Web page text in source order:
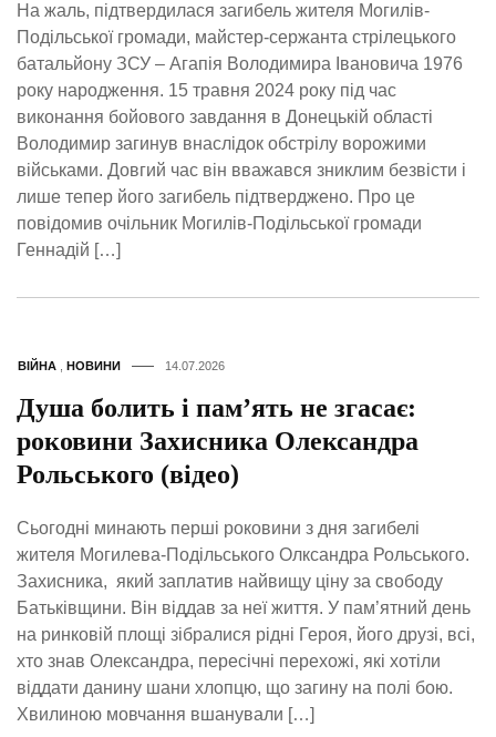
На жаль, підтвердилася загибель жителя Могилів-
Подільської громади, майстер-сержанта стрілецького
батальйону ЗСУ – Агапія Володимира Івановича 1976
року народження. 15 травня 2024 року під час
виконання бойового завдання в Донецькій області
Володимир загинув внаслідок обстрілу ворожими
військами. Довгий час він вважався зниклим безвісти і
лише тепер його загибель підтверджено. Про це
повідомив очільник Могилів-Подільської громади
Геннадій […]
ВІЙНА НОВИНИ 14.07.2026
Душа болить і пам’ять не згасає:
роковини Захисника Олександра
Рольського (відео)
Сьогодні минають перші роковини з дня загибелі
жителя Могилева-Подільського Олксандра Рольського.
Захисника, який заплатив найвищу ціну за свободу
Батьківщини. Він віддав за неї життя. У пам’ятний день
на ринковій площі зібралися рідні Героя, його друзі, всі,
хто знав Олександра, пересічні перехожі, які хотіли
віддати данину шани хлопцю, що загину на полі бою.
Хвилиною мовчання вшанували […]